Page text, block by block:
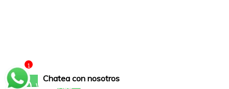
Chatea con nosotros
1